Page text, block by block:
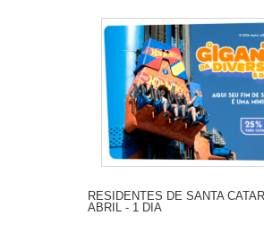
RESIDENTES DE SANTA
ABRIL - 1 DIA